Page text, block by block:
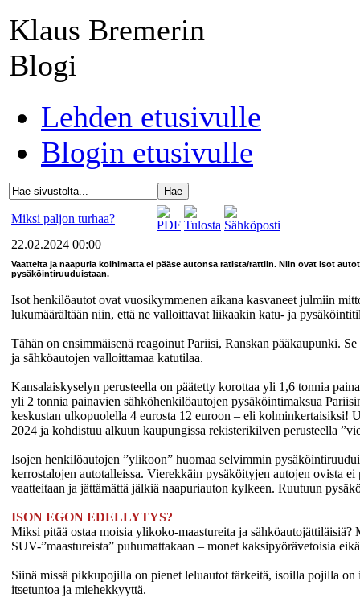
Klaus Bremerin
Blogi
Lehden etusivulle
Blogin etusivulle
Miksi paljon turhaa?
22.02.2024 00:00
Vaatteita ja naapuria kolhimatta ei pääse autonsa ratista/rattiin. Niin ovat isot
pysäköintiruuduistaan.
Isot henkilöautot ovat vuosikymmenen aikana kasvaneet julmiin
lukumäärältään niin, että ne valloittavat liikaakin katu- ja
Tähän on ensimmäisenä reagoinut Pariisi, Ranskan pääkaupunki.
ja sähköautojen valloittamaa katutilaa.
Kansalaiskyselyn perusteella on päätetty korottaa yli 1,6 tonnia
yli 2 tonnia painavien sähköhenkilöautojen pysäköintimaksua
keskustan ulkopuolella 4 eurosta 12 euroon – eli kolminkertaisiksi!
2024 ja kohdistuu alkuun kaupungissa rekisterikilven perusteella
Isojen henkilöautojen ”ylikoon” huomaa selvimmin
kerrostalojen autotalleissa. Vierekkäin pysäköityjen autojen ovista ei
vaatteitaan ja jättämättä jälkiä naapuriauton kylkeen. Ruutuun
ISON EGON EDELLYTYS?
Miksi pitää ostaa moisia ylikoko-maastureita ja sähköautojättiläisiä?
SUV-”maastureista” puhumattakaan – monet kaksipyörävetoisia
Siinä missä pikkupojilla on pienet leluautot tärkeitä, isoilla pojilla on
itsetuntoa ja miehekkyyttä.